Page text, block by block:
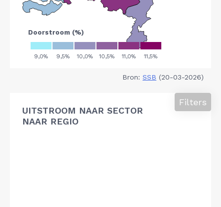
Bron: SSB (20-03-2026)
UITSTROOM NAAR SECTOR
NAAR REGIO
Filters